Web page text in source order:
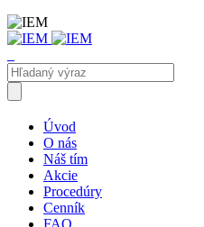
Úvod
O nás
Náš tím
Akcie
Procedúry
Cenník